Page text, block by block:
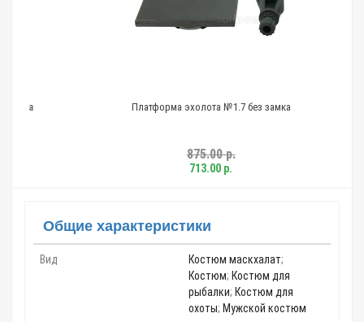
Платформа эхолота №1.7 без замка
875.00 р.
713.00 р.
Общие характеристики
Вид Костюм маскхалат;
Костюм; Костюм для
рыбалки; Костюм для
охоты; Мужской костюм